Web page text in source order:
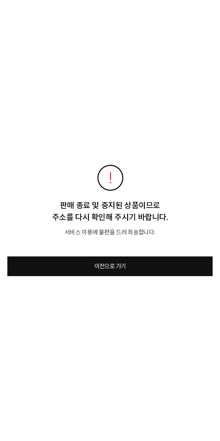
판매 종료 및 중지된 상품이므로
주소를 다시 확인해 주시기 바랍니다.
서비스 이용에 불편을 드려 죄송합니다.
이전으로 가기